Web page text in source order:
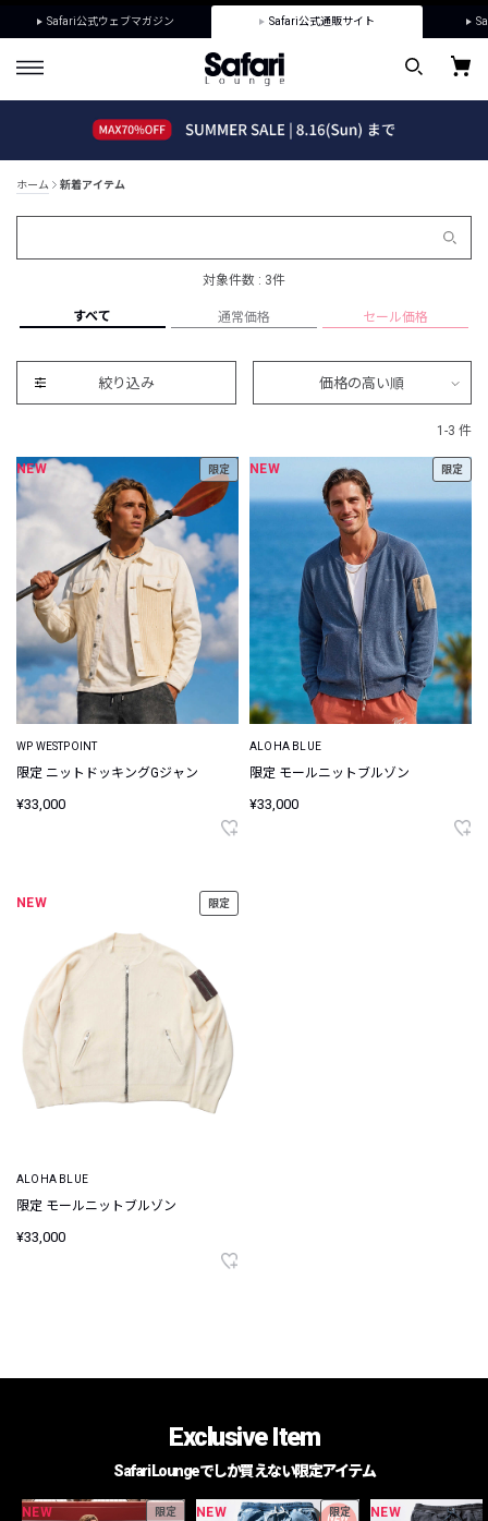
Safari公式ウェブマガジン Safari公式通販サイト
ホーム 新着アイテム
対象件数 : 3件
すべて 通常価格 セール価格
絞り込み 価格の高い順
1-3 件
NEW 限定
WP WESTPOINT
限定 ニットドッキングGジャン
¥33,000
NEW 限定
ALOHA BLUE
限定 モールニットブルゾン
¥33,000
NEW 限定
ALOHA BLUE
限定 モールニットブルゾン
¥33,000
Exclusive Item
Safari Loungeでしか買えない限定アイテム
NEW 限定 NEW 限定 NEW